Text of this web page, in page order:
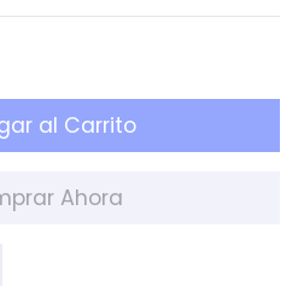
al Carrito
Ahora